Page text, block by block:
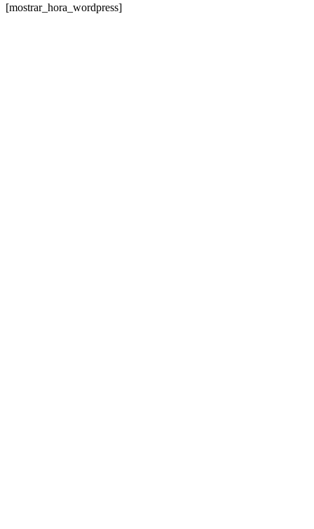
[mostrar_hora_wordpress]